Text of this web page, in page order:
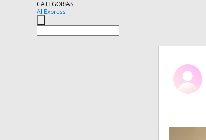
CATEGORIAS
AliExpress